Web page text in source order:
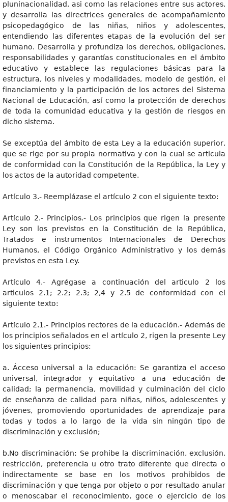
pluninacionalidad, asi como las relaciones entre sus actores,
y desarrolla las directrices generales de acompañamiento
psicopedagógico de las niñas, niños y adolescentes,
entendiendo las diferentes etapas de la evolución del ser
humano. Desarrolla y profundiza los derechos, obligaciones,
responsabilidades y garantías constitucionales en el ámbito
educativo y establece las regulaciones básicas para la
estructura, los niveles y modalidades, modelo de gestión, el
financiamiento y la participación de los actores del Sistema
Nacional de Educación, así como la protección de derechos
de toda la comunidad educativa y la gestión de riesgos en
dicho sistema.
Se exceptúa del ámbito de esta Ley a la educación superior,
que se rige por su propia normativa y con la cual se articula
de conformidad con la Constitución de la República, la Ley y
los actos de la autoridad competente.
Artículo 3.- Reemplázase el artículo 2 con el siguiente texto:
Artículo 2.- Principios.- Los principios que rigen la presente
Ley son los previstos en la Constitución de la República,
Tratados e instrumentos Internacionales de Derechos
Humanos, el Código Orgánico Administrativo y los demás
previstos en esta Ley.
Artículo 4.- Agrégase a continuación del articulo 2 los
articulos 2.1; 2.2; 2.3; 2,4 y 2.5 de conformidad con el
siguiente texto:
Artículo 2.1.- Principios rectores de la educación.- Además de
los principios señalados en el artículo 2, rigen la presente Ley
los siguientes principios:
a. Ácceso universal a la educación: Se garantiza el acceso
universal, integrador y equitativo a una educación de
calidad; la permanencia, movilidad y culminación del ciclo
de enseñanza de calidad para niñas, niños, adolescentes y
jóvenes, promoviendo oportunidades de aprendizaje para
todas y todos a lo largo de la vida sin ningún tipo de
discriminación y exclusión;
b.No discriminación: Se prohibe la discriminación, exclusión,
restricción, preferencia u otro trato diferente que directa o
indirectamente se base en los motivos prohibidos de
discriminación y que tenga por objeto o por resultado anular
o menoscabar el reconocimiento, goce o ejercicio de los